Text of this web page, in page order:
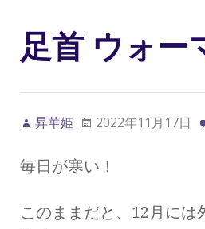
足首 ウォー
昇華姫 2022年11月17日
毎日が寒い！
このままだと、12月には